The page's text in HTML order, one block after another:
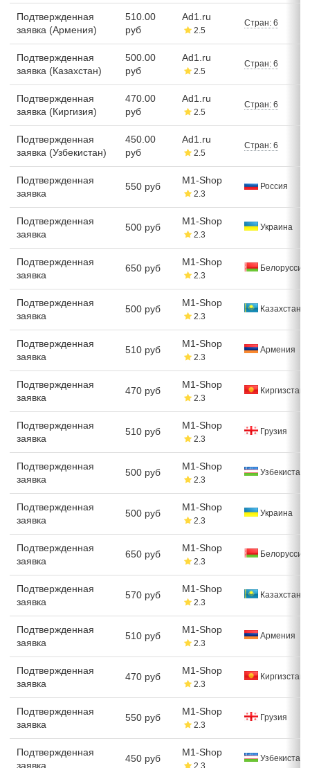
Подтвержденная
заявка (Армения)
510.00
руб
Ad1.ru
2.5
Стран: 6
Подтвержденная
заявка (Казахстан)
500.00
руб
Ad1.ru
2.5
Стран: 6
Подтвержденная
заявка (Киргизия)
470.00
руб
Ad1.ru
2.5
Стран: 6
Подтвержденная
заявка (Узбекистан)
450.00
руб
Ad1.ru
2.5
Стран: 6
Подтвержденная
заявка
550 руб
M1-Shop
2.3
Россия
Подтвержденная
заявка
500 руб
M1-Shop
2.3
Украина
Подтвержденная
заявка
650 руб
M1-Shop
2.3
Белоруссия
Подтвержденная
заявка
500 руб
M1-Shop
2.3
Казахстан
Подтвержденная
заявка
510 руб
M1-Shop
2.3
Армения
Подтвержденная
заявка
470 руб
M1-Shop
2.3
Киргизстан
Подтвержденная
заявка
510 руб
M1-Shop
2.3
Грузия
Подтвержденная
заявка
500 руб
M1-Shop
2.3
Узбекистан
Подтвержденная
заявка
500 руб
M1-Shop
2.3
Украина
Подтвержденная
заявка
650 руб
M1-Shop
2.3
Белоруссия
Подтвержденная
заявка
570 руб
M1-Shop
2.3
Казахстан
Подтвержденная
заявка
510 руб
M1-Shop
2.3
Армения
Подтвержденная
заявка
470 руб
M1-Shop
2.3
Киргизстан
Подтвержденная
заявка
550 руб
M1-Shop
2.3
Грузия
Подтвержденная
заявка
450 руб
M1-Shop
2.3
Узбекистан